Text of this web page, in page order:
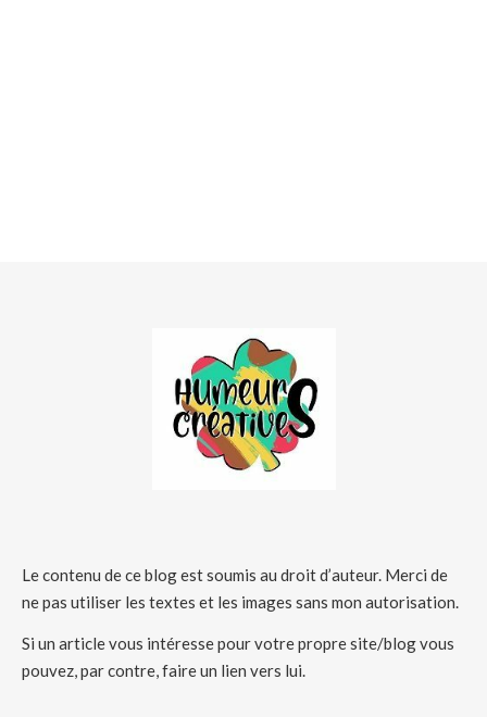
Le contenu de ce blog est soumis au droit d’auteur. Merci de
ne pas utiliser les textes et les images sans mon autorisation.
Si un article vous intéresse pour votre propre site/blog vous
pouvez, par contre, faire un lien vers lui.